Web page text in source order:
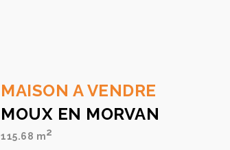
MAISON A VENDRE
MOUX EN MORVAN
115.68 m2